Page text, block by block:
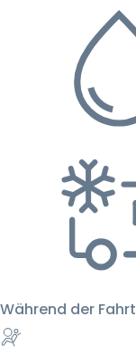
Während der Fahrt